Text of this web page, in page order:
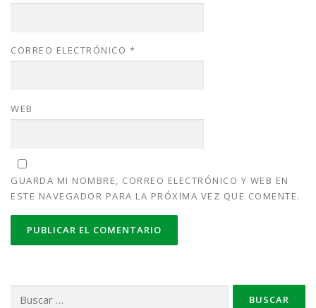
CORREO ELECTRÓNICO *
WEB
GUARDA MI NOMBRE, CORREO ELECTRÓNICO Y WEB EN
ESTE NAVEGADOR PARA LA PRÓXIMA VEZ QUE COMENTE.